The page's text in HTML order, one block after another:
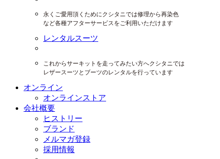
永くご愛用頂くためにクシタニでは修理から再染色
など各種アフターサービスをご利用いただけます
レンタルスーツ
これからサーキットを走ってみたい方へクシタニでは
レザースーツとブーツのレンタルを行っています
オンライン
オンラインストア
会社概要
ヒストリー
ブランド
メルマガ登録
採用情報